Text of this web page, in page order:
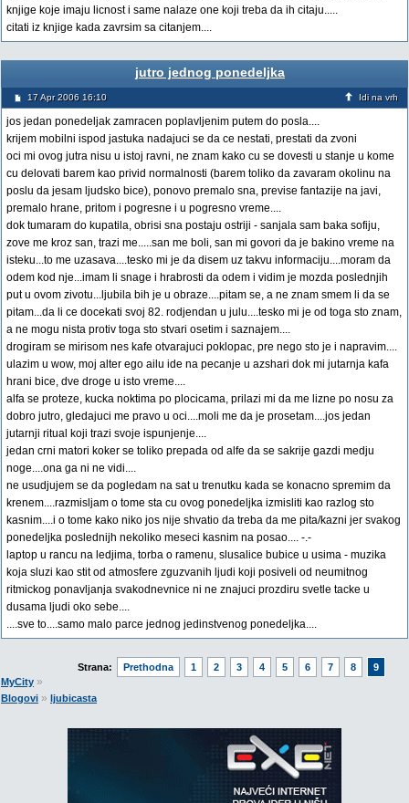
knjige koje imaju licnost i same nalaze one koji treba da ih citaju.....
citati iz knjige kada zavrsim sa citanjem....
jutro jednog ponedeljka
17 Apr 2006 16:10 Idi na vrh
jos jedan ponedeljak zamracen poplavljenim putem do posla....
krijem mobilni ispod jastuka nadajuci se da ce nestati, prestati da zvoni
oci mi ovog jutra nisu u istoj ravni, ne znam kako cu se dovesti u stanje u kome
cu delovati barem kao privid normalnosti (barem toliko da zavaram okolinu na
poslu da jesam ljudsko bice), ponovo premalo sna, previse fantazije na javi,
premalo hrane, pritom i pogresne i u pogresno vreme....
dok tumaram do kupatila, obrisi sna postaju ostriji - sanjala sam baka sofiju,
zove me kroz san, trazi me.....san me boli, san mi govori da je bakino vreme na
isteku...to me uzasava....tesko mi je da disem uz takvu informaciju....moram da
odem kod nje...imam li snage i hrabrosti da odem i vidim je mozda poslednjih
put u ovom zivotu...ljubila bih je u obraze....pitam se, a ne znam smem li da se
pitam...da li ce docekati svoj 82. rodjendan u julu....tesko mi je od toga sto znam,
a ne mogu nista protiv toga sto stvari osetim i saznajem....
drogiram se mirisom nes kafe otvarajuci poklopac, pre nego sto je i napravim....
ulazim u wow, moj alter ego ailu ide na pecanje u azshari dok mi jutarnja kafa
hrani bice, dve droge u isto vreme....
alfa se proteze, kucka noktima po plocicama, prilazi mi da me lizne po nosu za
dobro jutro, gledajuci me pravo u oci....moli me da je prosetam....jos jedan
jutarnji ritual koji trazi svoje ispunjenje....
jedan crni matori koker se toliko prepada od alfe da se sakrije gazdi medju
noge....ona ga ni ne vidi....
ne usudjujem se da pogledam na sat u trenutku kada se konacno spremim da
krenem....razmisljam o tome sta cu ovog ponedeljka izmisliti kao razlog sto
kasnim....i o tome kako niko jos nije shvatio da treba da me pita/kazni jer svakog
ponedeljka poslednijh nekoliko meseci kasnim na posao.... -.-
laptop u rancu na ledjima, torba o ramenu, slusalice bubice u usima - muzika
koja sluzi kao stit od atmosfere zguzvanih ljudi koji posiveli od neumitnog
ritmickog ponavljanja svakodnevnice ni ne znajuci prozdiru svetle tacke u
dusama ljudi oko sebe....
....sve to....samo malo parce jednog jedinstvenog ponedeljka....
Strana: Prethodna 1 2 3 4 5 6 7 8
9
MyCity »
Blogovi » ljubicasta